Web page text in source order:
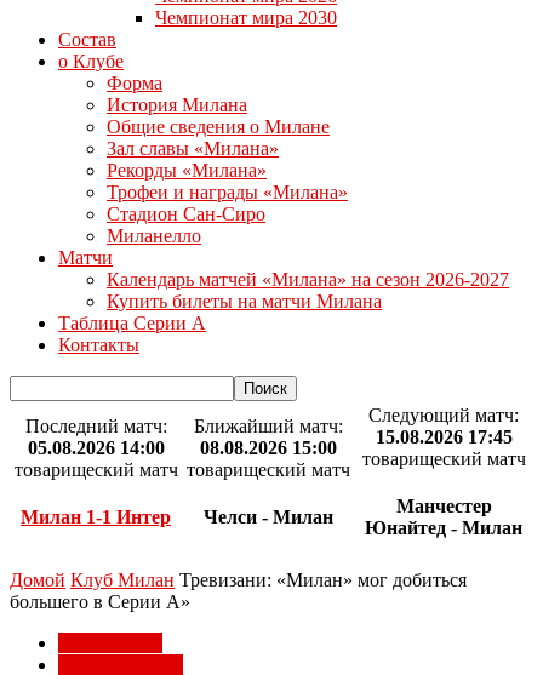
Чемпионат мира 2030
Состав
о Клубе
Форма
История Милана
Общие сведения о Милане
Зал славы «Милана»
Рекорды «Милана»
Трофеи и награды «Милана»
Стадион Сан-Сиро
Миланелло
Матчи
Календарь матчей «Милана» на сезон 2026-2027
Купить билеты на матчи Милана
Таблица Серии А
Контакты
Последний матч:
05.08.2026 14:00
товарищеский матч
Милан 1-1 Интер
Ближайший матч:
08.08.2026 15:00
товарищеский матч
Челси - Милан
Следующий матч:
15.08.2026 17:45
товарищеский матч
Манчестер
Юнайтед - Милан
Домой Клуб Милан Тревизани: «Милан» мог добиться
большего в Серии А»